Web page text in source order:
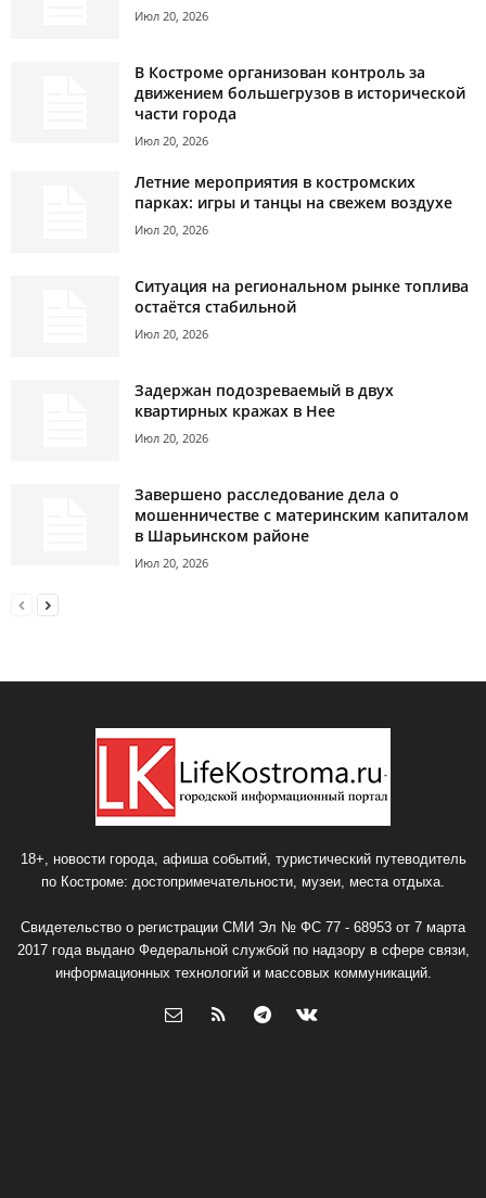
Июл 20, 2026
В Костроме организован контроль за
движением большегрузов в исторической
части города
Июл 20, 2026
Летние мероприятия в костромских
парках: игры и танцы на свежем воздухе
Июл 20, 2026
Ситуация на региональном рынке топлива
остаётся стабильной
Июл 20, 2026
Задержан подозреваемый в двух
квартирных кражах в Нее
Июл 20, 2026
Завершено расследование дела о
мошенничестве с материнским капиталом
в Шарьинском районе
Июл 20, 2026
18+, новости города, афиша событий, туристический путеводитель
по Костроме: достопримечательности, музеи, места отдыха.
Свидетельство о регистрации СМИ Эл № ФС 77 - 68953 от 7 марта
2017 года выдано Федеральной службой по надзору в сфере связи,
информационных технологий и массовых коммуникаций.